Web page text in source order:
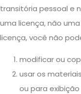
transitória pessoal e
uma licença, não
licença, você não
modificar ou
usar os
ou para